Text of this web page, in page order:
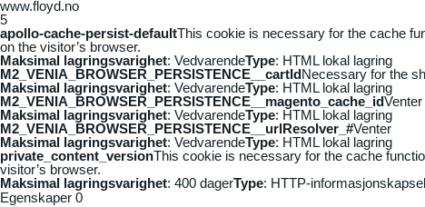
www.floyd.no
5
apollo-cache-persist-defaultThis cookie is necessary for the cache
on the visitor’s browser.
Maksimal lagringsvarighet: VedvarendeType: HTML lokal lagring
M2_VENIA_BROWSER_PERSISTENCE__cartIdNecessary for the
Maksimal lagringsvarighet: VedvarendeType: HTML lokal lagring
M2_VENIA_BROWSER_PERSISTENCE__magento_cache_idVenter
Maksimal lagringsvarighet: VedvarendeType: HTML lokal lagring
M2_VENIA_BROWSER_PERSISTENCE__urlResolver_#Venter
Maksimal lagringsvarighet: VedvarendeType: HTML lokal lagring
private_content_versionThis cookie is necessary for the cache
visitor’s browser.
Maksimal lagringsvarighet: 400 dagerType: HTTP-informasjonskapsel
Egenskaper 0